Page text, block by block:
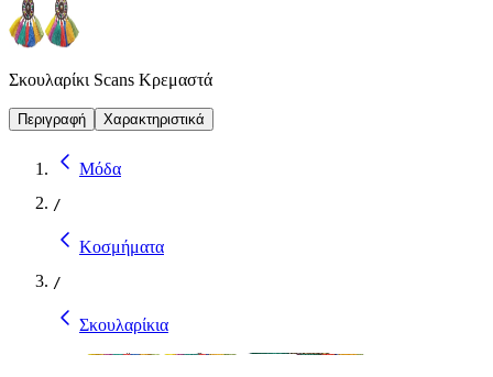
Σκουλαρίκι Scans Κρεμαστά
Περιγραφή Χαρακτηριστικά
Μόδα
/
Κοσμήματα
/
Σκουλαρίκια